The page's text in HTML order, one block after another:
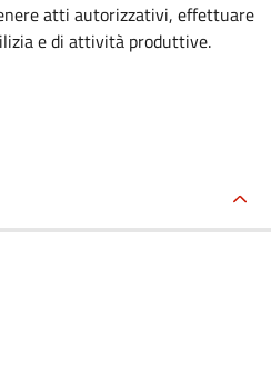
atti autorizzativi, effettuare
e di attività produttive.